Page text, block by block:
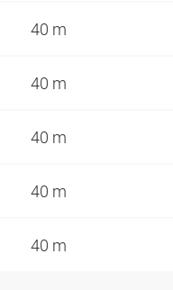
40 m
40 m
40 m
40 m
40 m